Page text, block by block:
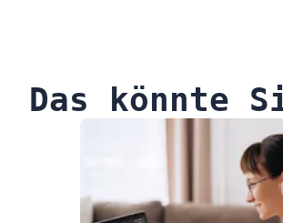
Das könnte